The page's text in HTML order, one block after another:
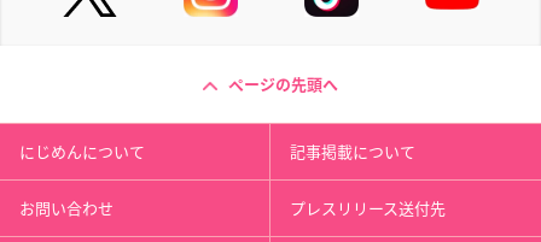
語(白) 傾物語 花物語
岡崎のりえ
ページの先頭へ
にじめんについて 記事掲載について
お問い合わせ プレスリリース送付先